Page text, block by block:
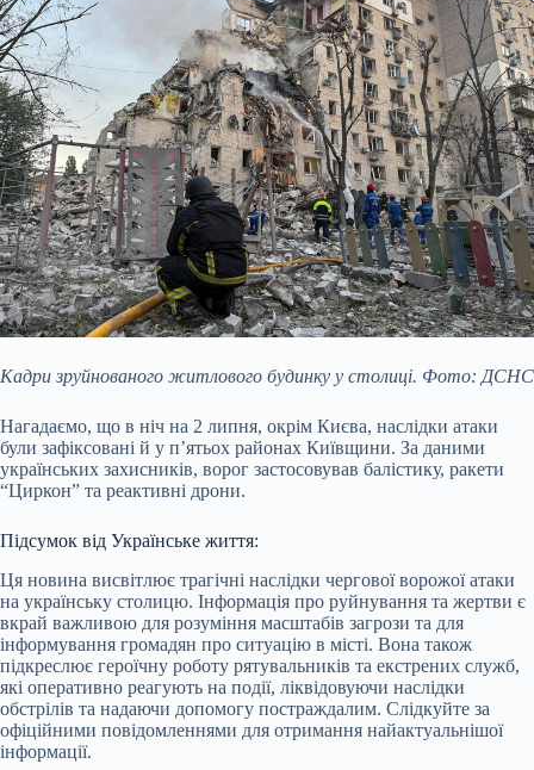
Кадри зруйнованого житлового будинку у столиці. Фото: ДСНС
Нагадаємо, що в ніч на 2 липня, окрім Києва, наслідки атаки
були зафіксовані й у п’ятьох районах Київщини. За даними
українських захисників, ворог застосовував балістику, ракети
“Циркон” та реактивні дрони.
Підсумок від Українське життя:
Ця новина висвітлює трагічні наслідки чергової ворожої атаки
на українську столицю. Інформація про руйнування та жертви є
вкрай важливою для розуміння масштабів загрози та для
інформування громадян про ситуацію в місті. Вона також
підкреслює героїчну роботу рятувальників та екстрених служб,
які оперативно реагують на події, ліквідовуючи наслідки
обстрілів та надаючи допомогу постраждалим. Слідкуйте за
офіційними повідомленнями для отримання найактуальнішої
інформації.